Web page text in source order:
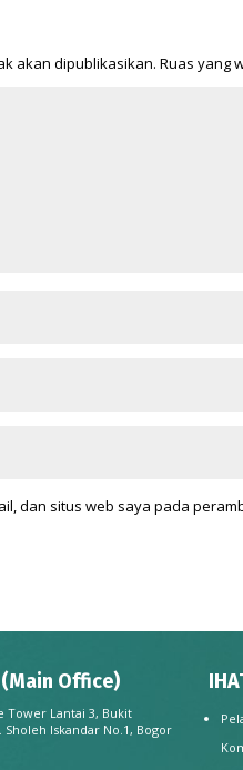
akan dipublikasikan. Ruas yang
dan situs web saya pada
(Main Office)
Tower Lantai 3, Bukit
Sholeh Iskandar No.1, Bogor